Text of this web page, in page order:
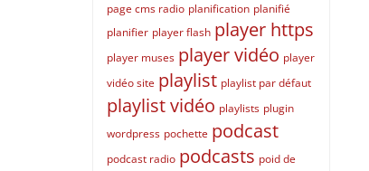
page cms radio planification planifié
planifier player flash player https
player muses player vidéo player
vidéo site playlist playlist par défaut
playlist vidéo playlists plugin
wordpress pochette podcast
podcast radio podcasts poid de